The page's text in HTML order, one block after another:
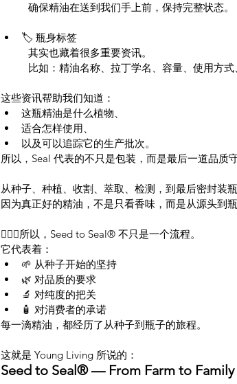
确保精油在送到我们手上前，保持完整状态。
🏷️ 瓶身标签
其实也藏着很多重要资讯。
比如：精油名称、拉丁学名、容量、使用方式
这些资讯帮助我们知道：
这瓶精油是什么植物、
适合怎样使用、
以及可以追踪它的生产批次。
所以，Seal 代表的不只是包装，而是最后一道品质守
从种子、种植、收割、萃取、检测，到最后密封装
因为真正好的精油，不是只看香味，而是从源头到
🧚🏻‍♂️所以，Seed to Seal® 不只是一个流程。
它代表着：
🌱 从种子开始的坚持
🌿 对品质的要求
🔬 对纯度的把关
🧴 对消费者的承诺
每一滴精油，都经历了从种子到瓶子的旅程。
这就是 Young Living 所说的：
Seed to Seal® — From Farm to Family